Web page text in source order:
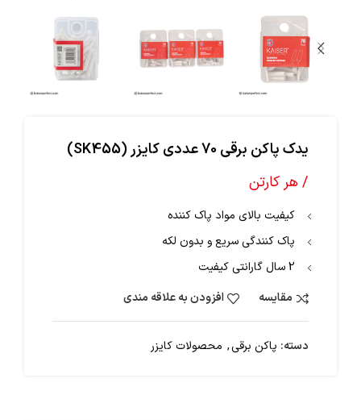
یدک پاکن برقی 70 عددی کایزر (SK455)
/ هر کارتن
کیفیت بالای مواد پاک‌ کننده
پاک‌ کنندگی سریع و بدون لکه
2 سال گارانتی کیفیت
مقایسه
افزودن به علاقه مندی
دسته: پاکن برقی, محصولات کایزر